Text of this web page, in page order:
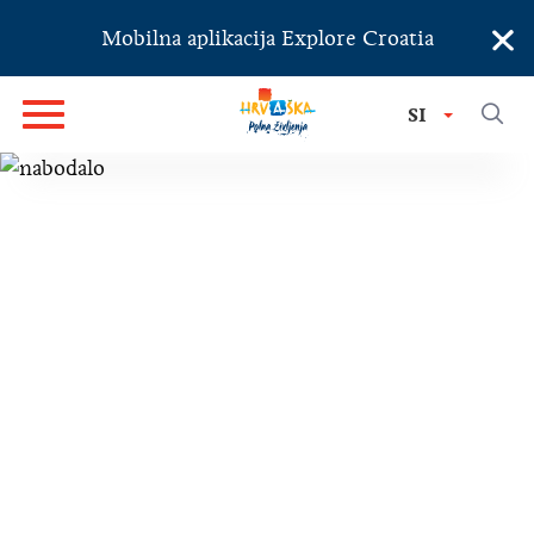
Mobilna aplikacija Explore Croatia ×
SI